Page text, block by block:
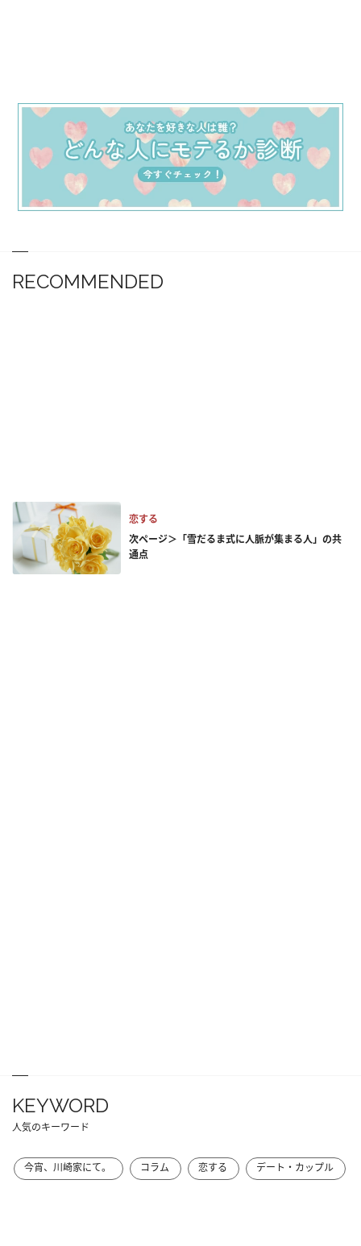
RECOMMENDED
恋する
次ページ＞「雪だるま式に人脈が集まる人」の共
通点
KEYWORD
人気のキーワード
今宵、川崎家にて。 コラム 恋する デート・カップル